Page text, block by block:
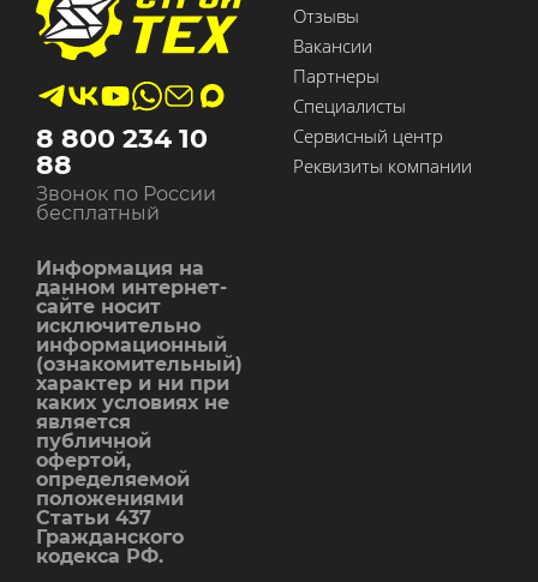
8 800 234 10
88
Звонок по России
бесплатный
Информация на
данном интернет-
сайте носит
исключительно
информационный
(ознакомительный)
характер и ни при
каких условиях не
является
публичной
офертой,
определяемой
положениями
Статьи 437
Гражданского
кодекса РФ.
Отзывы
Вакансии
Партнеры
Специалисты
Сервисный центр
Реквизиты компании